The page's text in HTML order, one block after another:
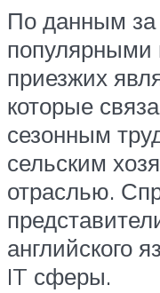
По данным
популярными
приезжих
которые
сезонным
сельским
отраслью.
английского
IT сферы.